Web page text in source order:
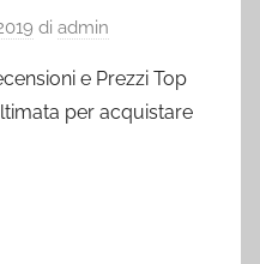
di admin
e Prezzi Top
per acquistare